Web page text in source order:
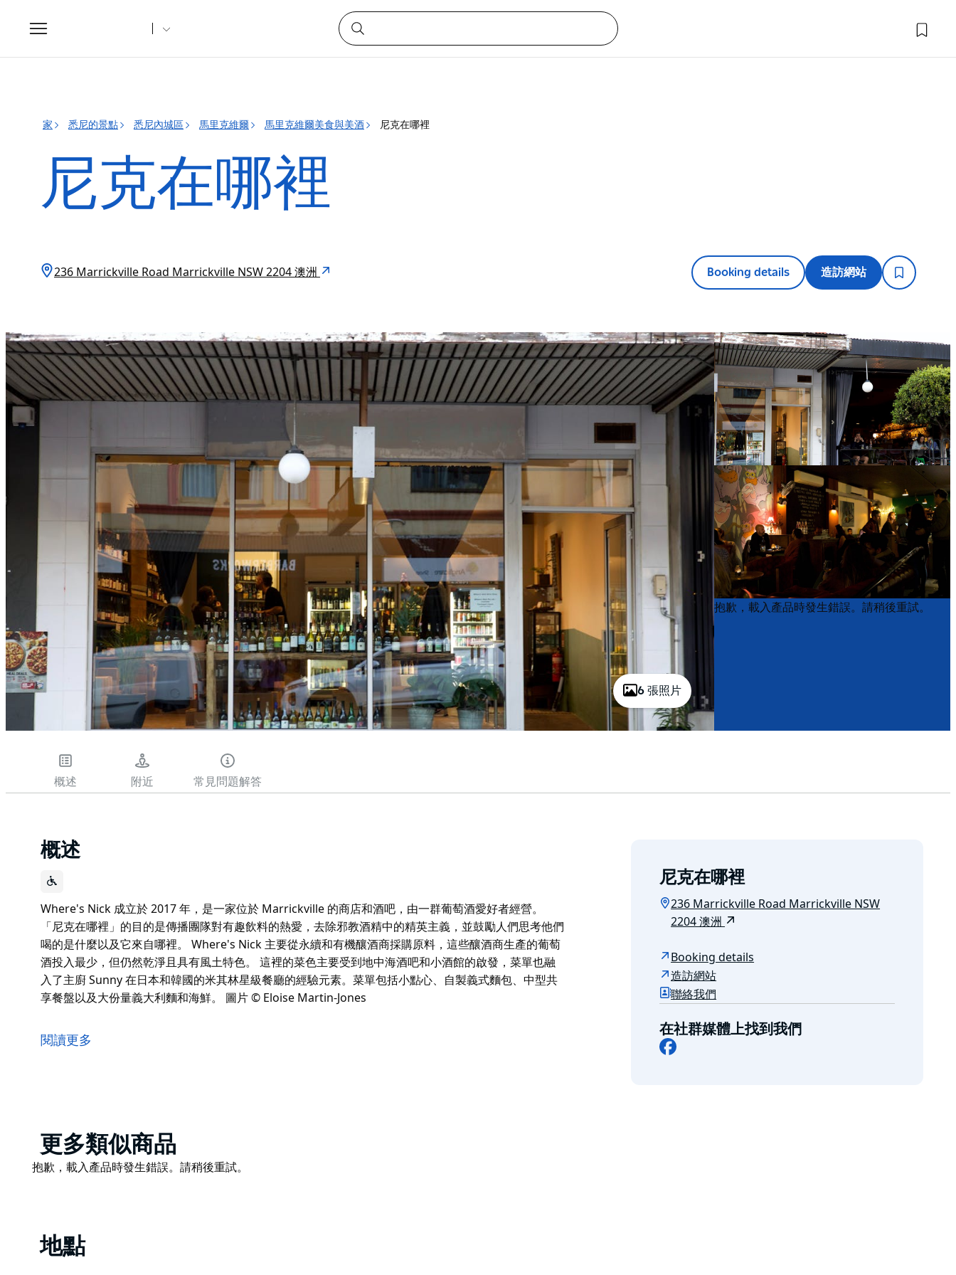
Toggle
navigation
家 悉尼的景點 悉尼內城區 馬里克維爾 馬里克維爾美食與美酒 尼克在哪裡
尼克在哪裡
236 Marrickville Road Marrickville NSW 2204 澳洲 Booking details 造訪網站
6 張照片
Product
List
Product
List
抱歉，載入產品時發生錯誤。請稍後重試。
概述 附近 常見問題解答
概述
Where's Nick 成立於 2017 年，是一家位於 Marrickville 的商店和酒吧，由一群葡萄酒愛好者經營。
「尼克在哪裡」的目的是傳播團隊對有趣飲料的熱愛，去除邪教酒精中的精英主義，並鼓勵人們思考他們
喝的是什麼以及它來自哪裡。 Where's Nick 主要從永續和有機釀酒商採購原料，這些釀酒商生產的葡萄
酒投入最少，但仍然乾淨且具有風土特色。 這裡的菜色主要受到地中海酒吧和小酒館的啟發，菜單也融
入了主廚 Sunny 在日本和韓國的米其林星級餐廳的經驗元素。菜單包括小點心、自製義式麵包、中型共
享餐盤以及大份量義大利麵和海鮮。 圖片 © Eloise Martin-Jones
「尼克在哪裡」的目的是傳播團隊對有趣飲料的熱愛，去除邪教酒精中的精英主義，並鼓勵人們思考他們
餐廳的經驗元素。菜單包括小點心、自製義式麵包、中型共享餐盤以及大份量義大利麵和海鮮。
圖片 © Eloise Martin-Jones
閱讀更多
尼克在哪裡
236 Marrickville Road Marrickville NSW
2204 澳洲
Booking details
造訪網站
聯絡我們
在社群媒體上找到我們
Facebook
Product
List
更多類似商品
Product
抱歉，載入產品時發生錯誤。請稍後重試。
地點